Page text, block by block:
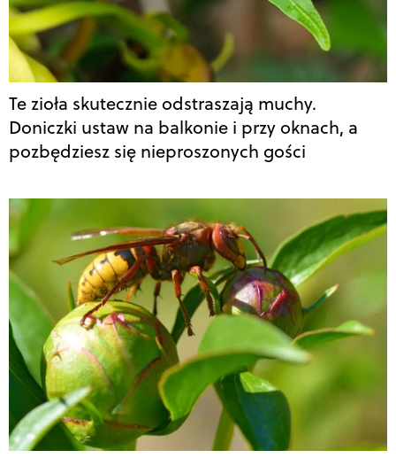
Te zioła skutecznie odstraszają muchy.
Doniczki ustaw na balkonie i przy oknach, a
pozbędziesz się nieproszonych gości